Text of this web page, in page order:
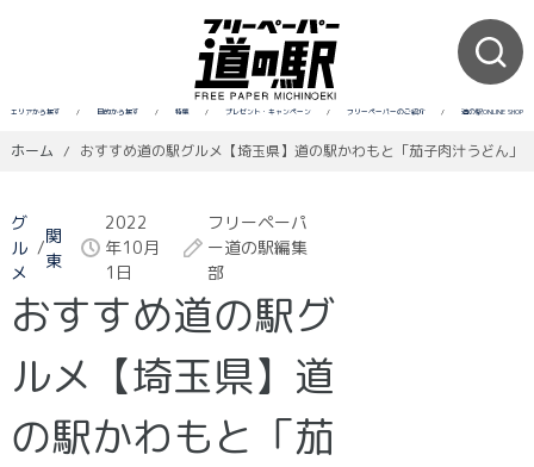
エリアから探す / 目的から探す / 特集 / プレゼント・キャンペーン / フリーペーパーのご紹介 / 道の駅ONLINE SHOP
ホーム / おすすめ道の駅グルメ【埼玉県】道の駅かわもと「茄子肉汁うどん」
グ
ル
メ
/
関
東
2022
年10月
1日
フリーペーパ
ー道の駅編集
部
おすすめ道の駅グ
ルメ【埼玉県】道
の駅かわもと「茄